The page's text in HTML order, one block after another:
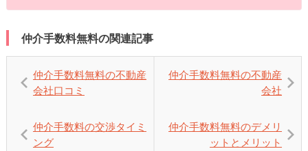
仲介手数料無料の関連記事
仲介手数料無料の不動産
会社口コミ
仲介手数料無料の不動産
会社
仲介手数料の交渉タイミ
ング
仲介手数料無料のデメリ
ットとメリット